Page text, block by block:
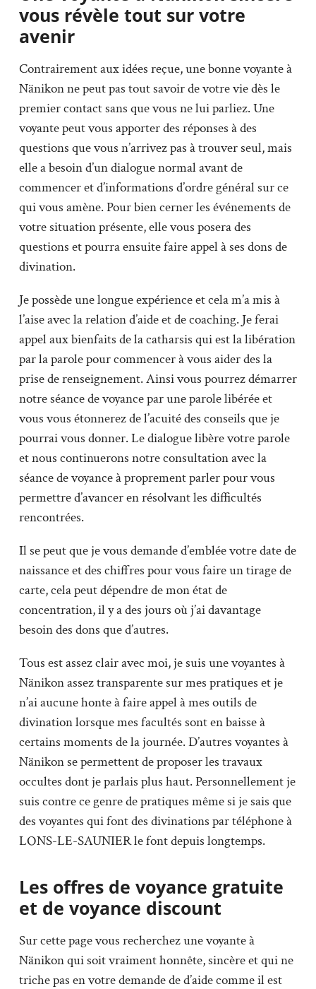
vous révèle tout sur votre
avenir
Contrairement aux idées reçue, une bonne voyante à
Nänikon ne peut pas tout savoir de votre vie dès le
premier contact sans que vous ne lui parliez. Une
voyante peut vous apporter des réponses à des
questions que vous n’arrivez pas à trouver seul, mais
elle a besoin d’un dialogue normal avant de
commencer et d’informations d’ordre général sur ce
qui vous amène. Pour bien cerner les événements de
votre situation présente, elle vous posera des
questions et pourra ensuite faire appel à ses dons de
divination.
Je possède une longue expérience et cela m’a mis à
l’aise avec la relation d’aide et de coaching. Je ferai
appel aux bienfaits de la catharsis qui est la libération
par la parole pour commencer à vous aider des la
prise de renseignement. Ainsi vous pourrez démarrer
notre séance de voyance par une parole libérée et
vous vous étonnerez de l’acuité des conseils que je
pourrai vous donner. Le dialogue libère votre parole
et nous continuerons notre consultation avec la
séance de voyance à proprement parler pour vous
permettre d’avancer en résolvant les difficultés
rencontrées.
Il se peut que je vous demande d’emblée votre date de
naissance et des chiffres pour vous faire un tirage de
carte, cela peut dépendre de mon état de
concentration, il y a des jours où j’ai davantage
besoin des dons que d’autres.
Tous est assez clair avec moi, je suis une voyantes à
Nänikon assez transparente sur mes pratiques et je
n’ai aucune honte à faire appel à mes outils de
divination lorsque mes facultés sont en baisse à
certains moments de la journée. D’autres voyantes à
Nänikon se permettent de proposer les travaux
occultes dont je parlais plus haut. Personnellement je
suis contre ce genre de pratiques même si je sais que
des voyantes qui font des divinations par téléphone à
LONS-LE-SAUNIER le font depuis longtemps.
Les offres de voyance gratuite
et de voyance discount
Sur cette page vous recherchez une voyante à
Nänikon qui soit vraiment honnête, sincère et qui ne
triche pas en votre demande de d’aide comme il est